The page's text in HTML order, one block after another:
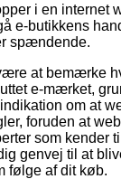
i en internet
e-butikkens
spændende.
at bemærke
e-mærket,
om at
foruden at
som kender
genvej til at
følge af dit køb.